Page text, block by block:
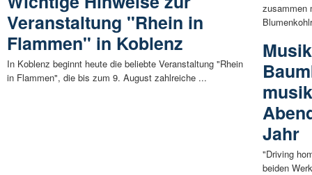
Veranstaltung "Rhein in
Flammen" in Koblenz
In Koblenz beginnt heute die beliebte Veranstaltung "Rhein
in Flammen", die bis zum 9. August zahlreiche ...
zusammen
Jahr
"Driving
beiden